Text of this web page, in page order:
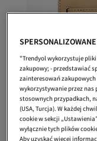
"Trendyol wykorzystuje
zakupowy; - przedstawiać
zainteresowań zakupowych
wykorzystywanie przez nas
stosownych przypadkach,
(USA, Turcja). W każdej
cookie w sekcji
wyłącznie tych plików
Aby uzyskać więcej